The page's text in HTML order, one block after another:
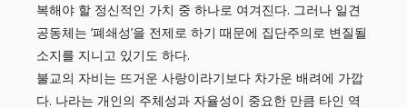
복해야 할 정신적인 가치 중 하나로 여겨진다. 그러나 일견
공동체는 ‘폐쇄성’을 전제로 하기 때문에 집단주의로 변질될
소지를 지니고 있기도 하다.
불교의 자비는 뜨거운 사랑이라기보다 차가운 배려에 가깝
다. 나라는 개인의 주체성과 자율성이 중요한 만큼 타인 역